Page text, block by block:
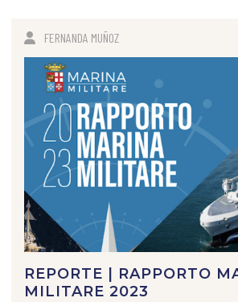
FERNANDA MUÑOZ
REPORTE | RAPPORTO
MILITARE 2023